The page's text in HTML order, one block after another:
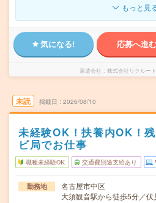
もっと見
気になる! 応募へ進む
派遣会社 株式会社リクルー
未読 掲載日 2026/08/10
未経験OK！扶養内OK！
ビ局でお仕事
職種未経験OK 交通費別途支給あり
勤務地
名古屋市中区
大須観音駅から徒歩5分／